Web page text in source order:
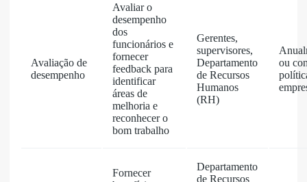
Avaliação de
desempenho
Avaliar o
desempenho
dos
funcionários e
fornecer
feedback para
identificar
áreas de
melhoria e
reconhecer o
bom trabalho
Gerentes,
supervisores,
Departamento
de Recursos
Humanos
(RH)
ou
Fornecer
Departamento
de Recursos